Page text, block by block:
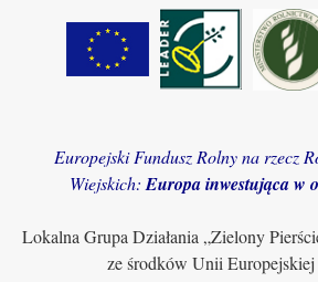
Europejski Fundusz Rolny na rzecz
Wiejskich: Europa inwestująca w
Lokalna Grupa Działania „Zielony
ze środków Unii Europejskiej